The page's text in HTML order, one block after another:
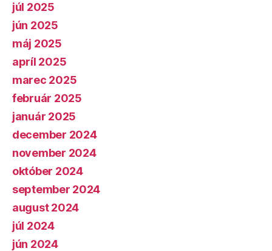
júl 2025
jún 2025
máj 2025
apríl 2025
marec 2025
február 2025
január 2025
december 2024
november 2024
október 2024
september 2024
august 2024
júl 2024
jún 2024